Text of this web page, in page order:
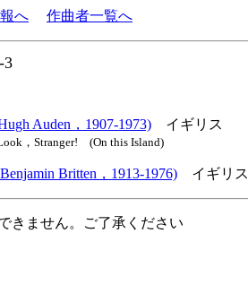
へ 作曲者一覧へ
3
Auden，1907-1973) イギリス
Stranger! (On this Island)
Britten，1913-1976) イギリ
きません。ご了承ください